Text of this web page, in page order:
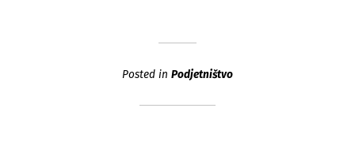
Posted in Podjetništvo